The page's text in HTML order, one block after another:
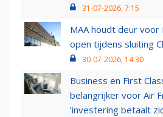
31-07-2026, 7:15
MAA houdt deur voor
open tijdens sluiting
30-07-2026, 14:30
Business en First
belangrijker voor Air
‘investering betaalt